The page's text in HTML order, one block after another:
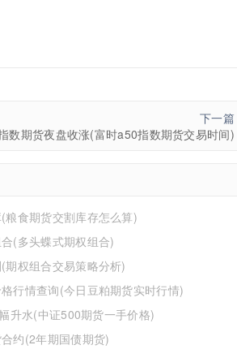
下一篇
数期货夜盘收涨(富时a50指数期货交易时间)
粮食期货交割库存怎么算)
(多头蝶式期权组合)
期权组合交易策略分析)
行情查询(今日豆粕期货实时行情)
升水(中证500期货一手价格)
约(2年期国债期货)